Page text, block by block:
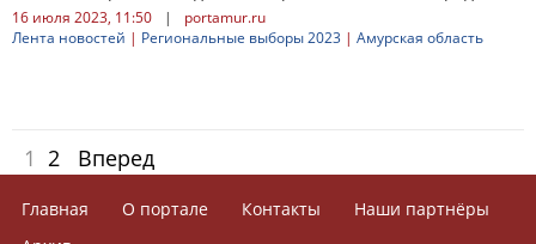
16 июля 2023, 11:50 |
portamur.ru
Лента новостей | Региональные выборы 2023 | Амурская область
1 2 Вперед
Главная О портале Контакты
Наши партнёры